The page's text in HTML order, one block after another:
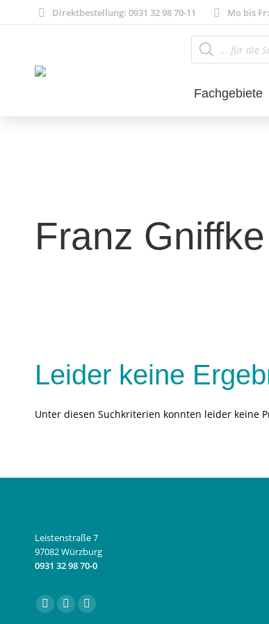
Direktbestellung: 0931 32 98 70-11 Mo bis
Products
search
Fachgebiete
Franz Gniffke
Leider keine
Unter diesen Suchkriterien konnten leider keine
Leistenstraße 7
97082 Würzburg
0931 32 98 70-0
Finden Sie uns auf:
FacebookInstagram
E-